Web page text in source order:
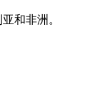
和非洲。